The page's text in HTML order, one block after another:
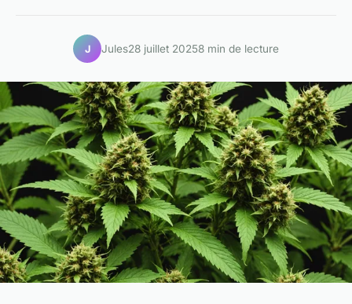
J Jules28 juillet 20258 min de lecture